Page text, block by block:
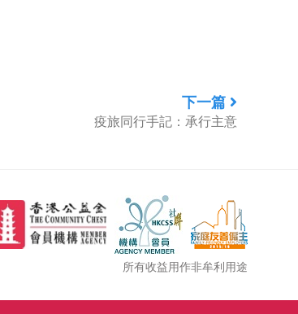
下一篇
疫旅同行手記：承行主意
所有收益用作非牟利用途